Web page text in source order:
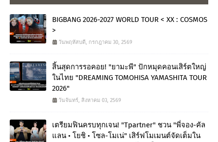
BIGBANG 2026-2027 WORLD TOUR < XX : COSMOS
>
วันพฤหัสบดี, กรกฎาคม 30, 2569
สิ้นสุดการรอคอย! "ยามะพี" ปักหมุดคอนเสิร์ตใหญ่
ในไทย "DREAMING TOMOHISA YAMASHITA TOUR
2026"
วันจันทร์, สิงหาคม 03, 2569
เตรียมฟินครบทุกเจน! "Tpartner" ชวน "พี่จอง-คัล
แลน • โยชิ • โซล-โมเน่" เสิร์ฟโมเมนต์จัดเต็มใน